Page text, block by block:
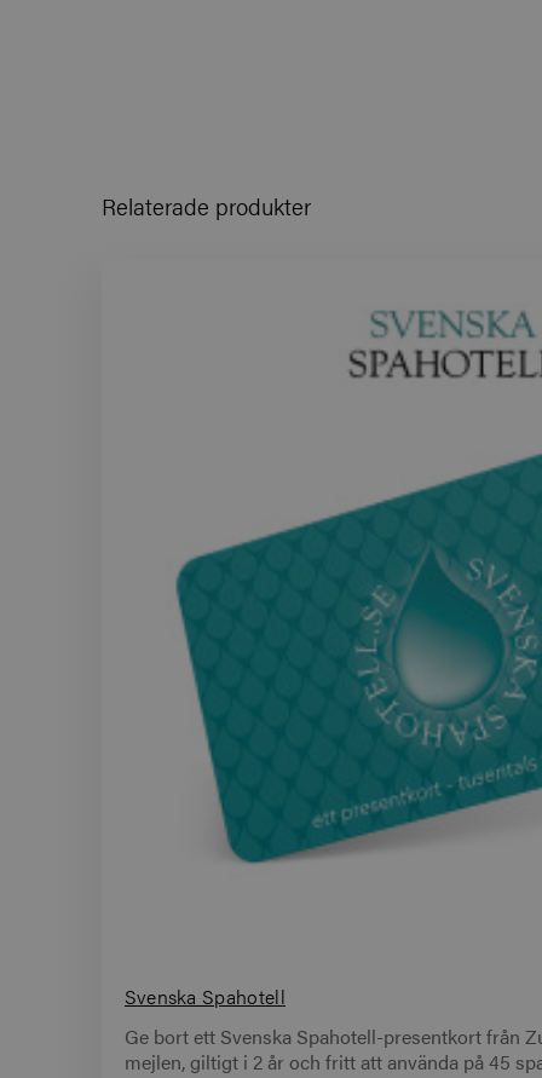
Relaterade produkter
Svenska Spahotell
Ge bort ett Svenska Spahotell-presentkort från
mejlen, giltigt i 2 år och fritt att använda på 45